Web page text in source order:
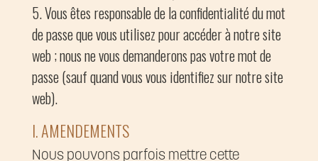
Vous êtes responsable de la confidentialité du mot
de passe que vous utilisez pour accéder à notre site
web ; nous ne vous demanderons pas votre mot de
passe (sauf quand vous vous identifiez sur notre site
web).
I. AMENDEMENTS
Nous pouvons parfois mettre cette